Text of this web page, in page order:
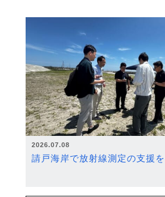
2026.07.08
請戸海岸で放射線測定の支援を